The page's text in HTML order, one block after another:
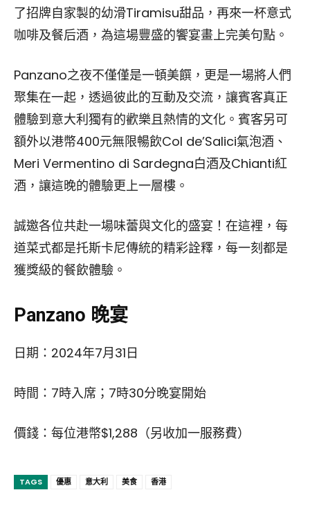
了招牌自家製的幼滑Tiramisu甜品，再來一杯意式
咖啡及餐后酒，為這場豐盛的饗宴畫上完美句點。
Panzano之夜不僅僅是一頓美饌，更是一場將人們
聚集在一起，透過彼此的互動及交流，讓賓客真正
體驗到意大利獨有的歡樂且熱情的文化。賓客另可
額外以港幣400元無限暢飲Col de’Salici氣泡酒、
Meri Vermentino di Sardegna白酒及Chianti紅
酒，讓這晚的體驗更上一層樓。
誠邀各位共赴一場味蕾與文化的盛宴！在這裡，每
道菜式都是托斯卡尼傳統的精彩詮釋，每一刻都是
獲獎級的餐飲體驗。
Panzano 晚宴
日期：2024年7月31日
時間：7時入席；7時30分晚宴開始
價錢：每位港幣$1,288（另收加一服務費）
TAGS 優惠 意大利 美食 香港